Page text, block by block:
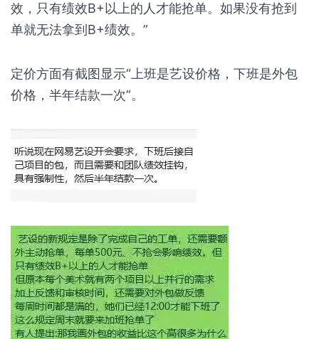
效，只有绩效B+以上的人才能抢单。如果没有抢到
单就无法拿到B+绩效。”
定价方面有截图显示“上班是艺设价格，下班是外包
价格，半年结款一次”。